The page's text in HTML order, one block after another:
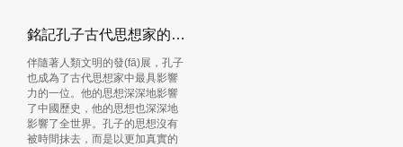
銘記孔子古代思想家的偉大影響
伴隨著人類文明的發(fā)展，孔子
也成為了古代思想家中最具影響
力的一位。他的思想深深地影響
了中國歷史，他的思想也深深地
影響了全世界。孔子的思想沒有
被時間抹去，而是以更加真實的